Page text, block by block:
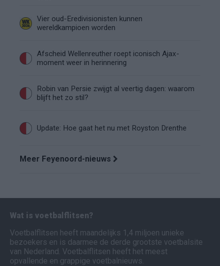
Vier oud-Eredivisionisten kunnen
wereldkampioen worden
Afscheid Wellenreuther roept iconisch Ajax-
moment weer in herinnering
Robin van Persie zwijgt al veertig dagen: waarom
blijft het zo stil?
Update: Hoe gaat het nu met Royston Drenthe
Meer Feyenoord-nieuws
Wat is voetbalflitsen?
Voetbalflitsen heeft maandelijks 1,4 miljoen unieke
bezoekers en is daarmee de derde grootste voetbalsite
van Nederland. Voetbalflitsen heeft het meest
opvallende en grappige voetbalnieuws.